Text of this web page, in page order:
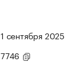
1 сентября 2025
7746